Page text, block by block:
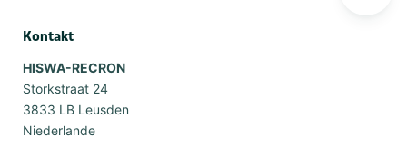
Kontakt
HISWA-RECRON
Storkstraat 24
3833 LB Leusden
Niederlande